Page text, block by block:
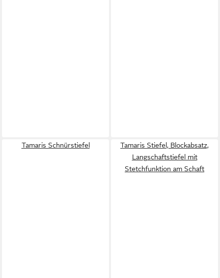
Tamaris Schnürstiefel
Tamaris Stiefel, Blockabsatz,
Langschaftstiefel mit
Stetchfunktion am Schaft